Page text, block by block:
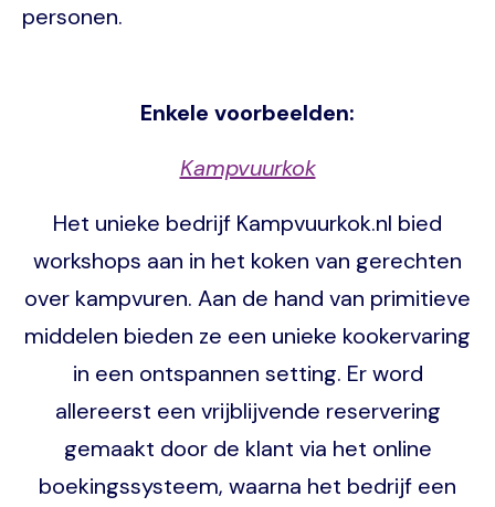
personen.
Enkele voorbeelden:
Kampvuurkok
Het unieke bedrijf Kampvuurkok.nl bied
workshops aan in het koken van gerechten
over kampvuren. Aan de hand van primitieve
middelen bieden ze een unieke kookervaring
in een ontspannen setting. Er word
allereerst een vrijblijvende reservering
gemaakt door de klant via het online
boekingssysteem, waarna het bedrijf een